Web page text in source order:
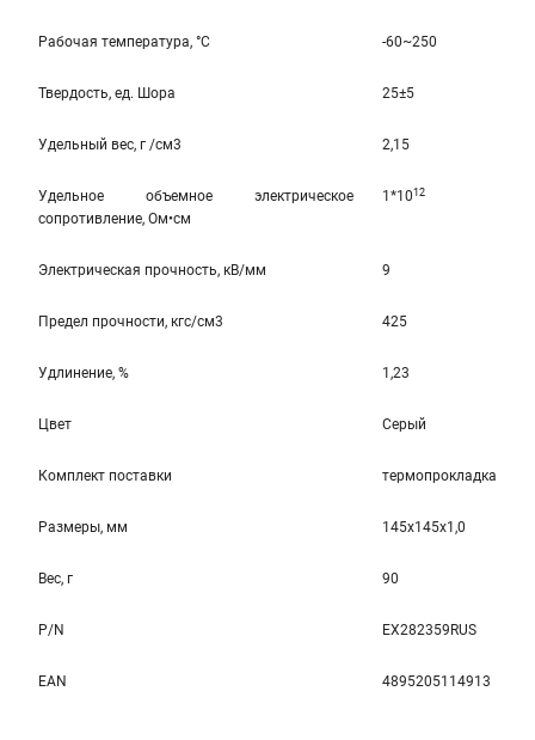
Рабочая температура, °C -60~250
Твердость, ед. Шора 25±5
Удельный вес, г /см3 2,15
Удельное объемное электрическое
сопротивление, Ом•см
1*1012
Электрическая прочность, кВ/мм 9
Предел прочности, кгс/см3 425
Удлинение, % 1,23
Цвет Серый
Комплект поставки термопрокладка
Размеры, мм 145x145x1,0
Вес, г 90
P/N EX282359RUS
EAN 4895205114913